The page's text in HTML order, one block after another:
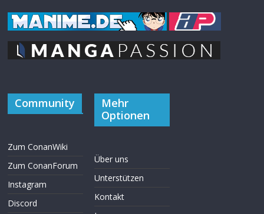
Community
Zum ConanWiki
Zum ConanForum
Instagram
Discord
Mehr
Optionen
Über uns
Unterstützen
Kontakt